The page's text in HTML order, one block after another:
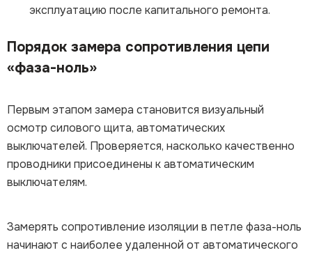
эксплуатацию после капитального ремонта.
Порядок замера сопротивления цепи
«фаза-ноль»
Первым этапом замера становится визуальный
осмотр силового щита, автоматических
выключателей. Проверяется, насколько качественно
проводники присоединены к автоматическим
выключателям.
Замерять сопротивление изоляции в петле фаза-ноль
начинают с наиболее удаленной от автоматического